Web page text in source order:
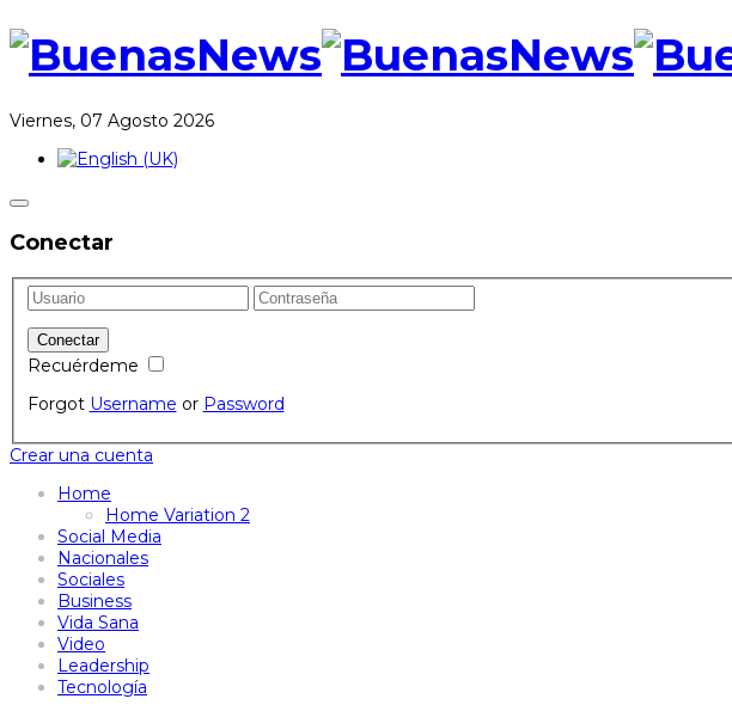
Viernes, 07 Agosto 2026
Conectar
Recuérdeme
Forgot Username or Password
Crear una cuenta
Home
Home Variation 2
Social Media
Nacionales
Sociales
Business
Vida Sana
Video
Leadership
Tecnología